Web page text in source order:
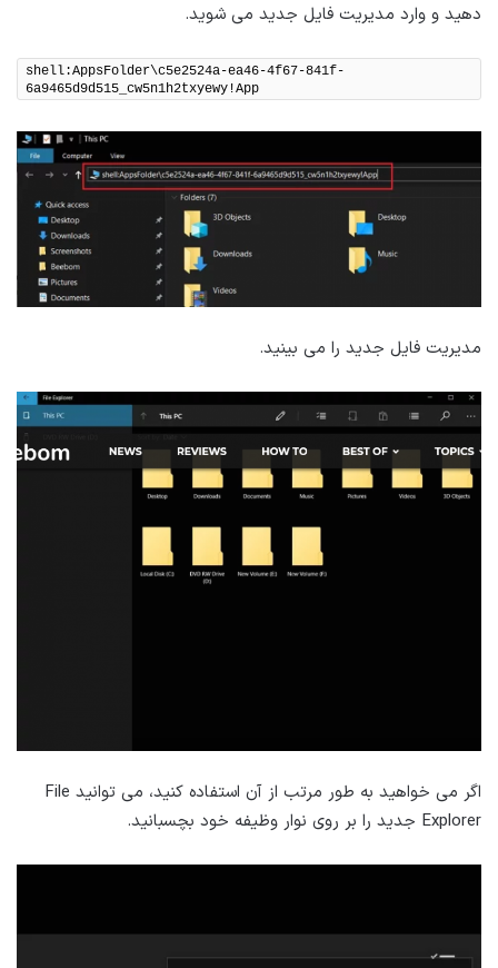
دهید و وارد مدیریت فایل جدید می شوید.
shell:AppsFolder\c5e2524a-ea46-4f67-841f-
6a9465d9d515_cw5n1h2txyewy!App
مدیریت فایل جدید را می بینید.
اگر می خواهید به طور مرتب از آن استفاده کنید، می توانید File
Explorer جدید را بر روی نوار وظیفه خود بچسبانید.